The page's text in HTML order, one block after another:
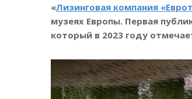
«Лизинговая компания
музеях Европы. Первая
который в 2023 году